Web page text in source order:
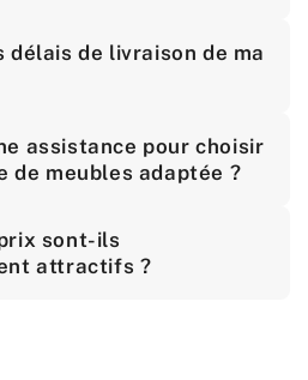
délais de livraison de ma
assistance pour choisir
de meubles adaptée ?
sont-ils
attractifs ?